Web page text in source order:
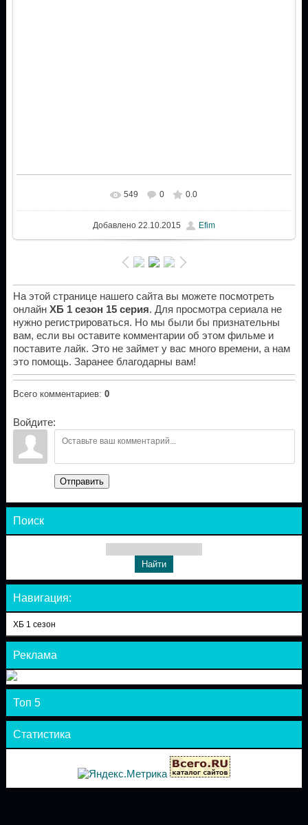
549 0 0.0
Добавлено22.10.2015 Efim
На этой странице нашего сайта вы можете посмотреть
онлайн ХБ 1 сезон 15 серия. Для просмотра сериала не
нужно регистрироваться. Но мы были бы признательны
вам, если вы оставите комментарии об этом фильме и
поставите лайк. Это не займет у вас много времени, а нам
это помощь. Заранее благодарны вам!
Всего комментариев: 0
Войдите:
Отправить
Поиск
Навигация:
ХБ 1 сезон
Реклама
Топ 5
Статистика